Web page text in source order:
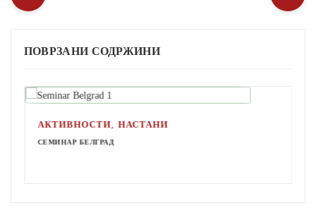
ПОВРЗАНИ СОДРЖИНИ
АКТИВНОСТИ, НАСТАНИ
СЕМИНАР БЕЛГРАД